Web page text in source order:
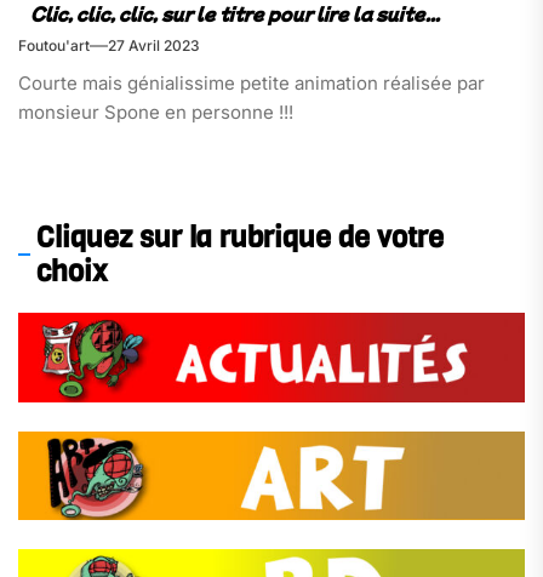
Foutou'art 27 Avril 2023
Courte mais génialissime petite animation réalisée par
monsieur Spone en personne !!!
Cliquez sur la rubrique de votre
choix